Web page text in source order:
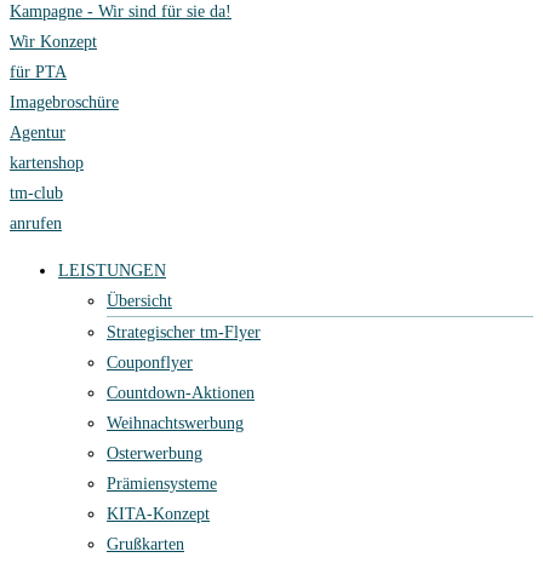
Kampagne - Wir sind für sie da!
Wir Konzept
für PTA
Imagebroschüre
Agentur
kartenshop
tm-club
anrufen
LEISTUNGEN
Übersicht
Strategischer tm-Flyer
Couponflyer
Countdown-Aktionen
Weihnachtswerbung
Osterwerbung
Prämiensysteme
KITA-Konzept
Grußkarten